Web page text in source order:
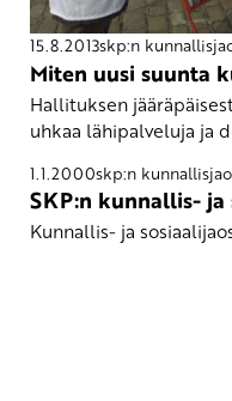
15.8.2013skp:n
Miten uusi suunta
Hallituksen
uhkaa lähipalveluja ja
1.1.2000skp:n
SKP:n kunnallis-
Kunnallis- ja